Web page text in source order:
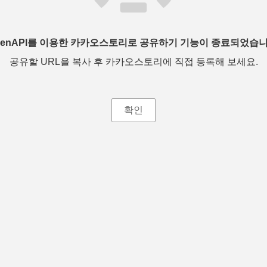
를 이용한 카카오스토리로 공유하기 기능이 종료되었습
공유할 URL을 복사 후 카카오스토리에 직접 등록해 보세요.
확인